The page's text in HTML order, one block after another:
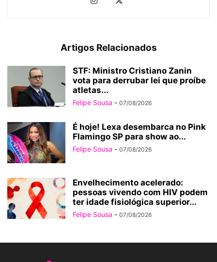
Artigos Relacionados
STF: Ministro Cristiano Zanin
vota para derrubar lei que proíbe
atletas...
Felipe Sousa - 07/08/2026
É hoje! Lexa desembarca no Pink
Flamingo SP para show ao...
Felipe Sousa - 07/08/2026
Envelhecimento acelerado:
pessoas vivendo com HIV podem
ter idade fisiológica superior...
Felipe Sousa - 07/08/2026